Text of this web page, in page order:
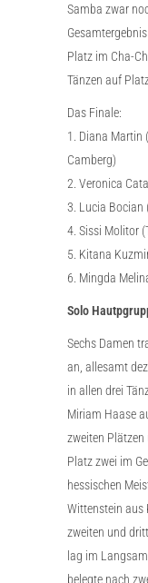
Samba zwar
Platz im Cha-
Tänzen auf
Das Finale:
1. Diana Martin
Camberg)
2. Veronica
3. Lucia Bocian
4. Sissi Molitor
5. Kitana
6. Mingda
Solo
Sechs Damen
an, allesamt
in allen drei
Miriam Haase
zweiten Plätzen
Platz zwei im
hessischen
Wittenstein aus
zweiten und
lag im
belegte nach